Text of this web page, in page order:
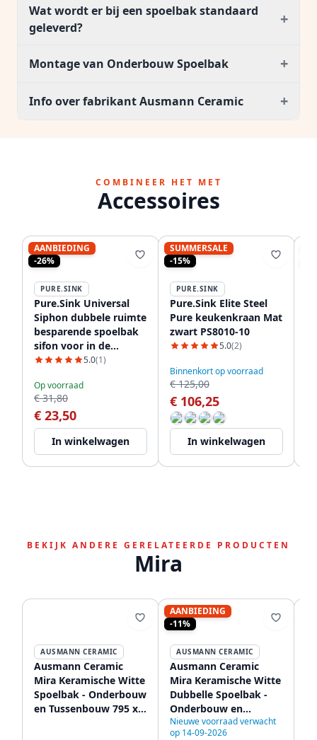
Wat wordt er bij een spoelbak standaard
geleverd?
+
Montage van Onderbouw Spoelbak +
Info over fabrikant Ausmann Ceramic +
COMBINEER HET MET
Accessoires
AANBIEDING
-26%
PURE.SINK
Pure.Sink Universal
Siphon dubbele ruimte
besparende spoelbak
sifon voor in de
keuken met 2
aansluitingen WSTDSI-
32
5.0(1)
Op voorraad
€ 31,80
€ 23,50
In winkelwagen
SUMMERSALE
-15%
PURE.SINK
Pure.Sink Elite Steel
Pure keukenkraan Mat
zwart PS8010-10
5.0(2)
Binnenkort op voorraad
€ 125,00
€ 106,25
In winkelwagen
BEKIJK ANDERE GERELATEERDE PRODUCTEN
Mira
AUSMANN CERAMIC
Ausmann Ceramic
Mira Keramische Witte
Spoelbak - Onderbouw
en Tussenbouw 795 x
AANBIEDING
-11%
AUSMANN CERAMIC
Ausmann Ceramic
Mira Keramische Witte
Dubbelle Spoelbak -
Onderbouw en
Tussenbouw 890 x 456
mm met RVS pluggen
Nieuwe voorraad verwacht
op 14-09-2026